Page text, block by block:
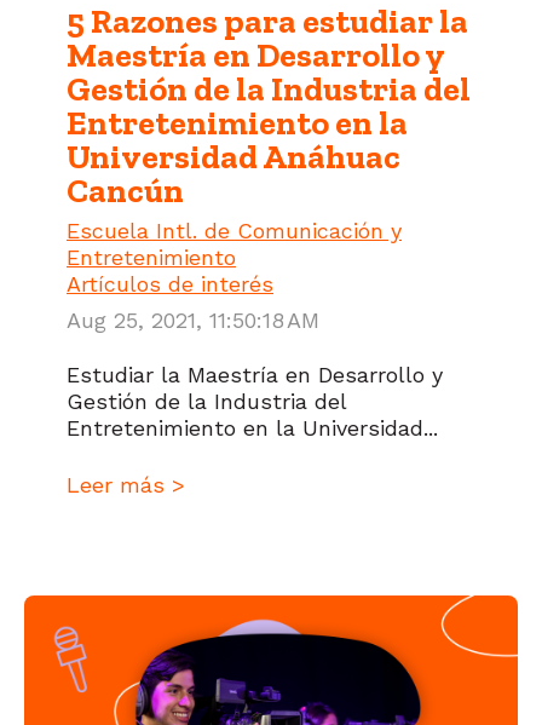
5 Razones para estudiar la
Maestría en Desarrollo y
Gestión de la Industria del
Entretenimiento en la
Universidad Anáhuac
Cancún
Escuela Intl. de Comunicación y
Entretenimiento
Artículos de interés
Aug 25, 2021, 11:50:18 AM
Estudiar la Maestría en Desarrollo y
Gestión de la Industria del
Entretenimiento en la Universidad...
Leer más >